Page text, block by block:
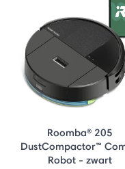
Roomba® 205
DustCompactor™
Robot - zwart